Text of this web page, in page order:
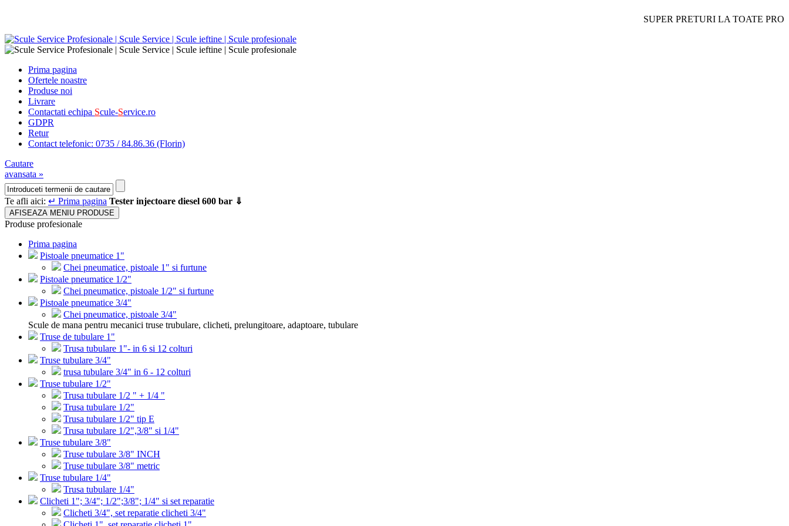
SUPER PRETURI LA TOATE
Prima pagina
Ofertele noastre
Produse noi
Livrare
Contactati echipa Scule-Service.ro
GDPR
Retur
Contact telefonic: 0735 / 84.86.36 (Florin)
Cautare
avansata »
Te afli aici: ↵ Prima pagina Tester injectoare diesel 600 bar ⇓
AFISEAZA MENIU PRODUSE
Produse profesionale
Prima pagina
Pistoale pneumatice 1"
Chei pneumatice, pistoale 1" si furtune
Pistoale pneumatice 1/2"
Chei pneumatice, pistoale 1/2" si furtune
Pistoale pneumatice 3/4"
Chei pneumatice, pistoale 3/4"
Scule de mana pentru mecanici truse trubulare, clicheti, prelungitoare, adaptoare, tubulare
Truse de tubulare 1"
Trusa tubulare 1"- in 6 si 12 colturi
Truse tubulare 3/4"
trusa tubulare 3/4" in 6 - 12 colturi
Truse tubulare 1/2"
Trusa tubulare 1/2 " + 1/4 "
Trusa tubulare 1/2"
Trusa tubulare 1/2" tip E
Trusa tubulare 1/2",3/8" si 1/4"
Truse tubulare 3/8"
Truse tubulare 3/8" INCH
Truse tubulare 3/8" metric
Truse tubulare 1/4"
Trusa tubulare 1/4"
Clicheti 1"; 3/4"; 1/2";3/8"; 1/4" si set reparatie
Clicheti 3/4", set reparatie clicheti 3/4"